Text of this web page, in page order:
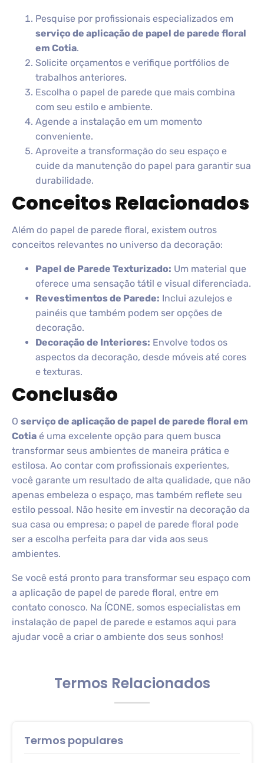
Pesquise por profissionais especializados em
serviço de aplicação de papel de parede floral
em Cotia.
Solicite orçamentos e verifique portfólios de
trabalhos anteriores.
Escolha o papel de parede que mais combina
com seu estilo e ambiente.
Agende a instalação em um momento
conveniente.
Aproveite a transformação do seu espaço e
cuide da manutenção do papel para garantir sua
durabilidade.
Conceitos Relacionados
Além do papel de parede floral, existem outros
conceitos relevantes no universo da decoração:
Papel de Parede Texturizado: Um material que
oferece uma sensação tátil e visual diferenciada.
Revestimentos de Parede: Inclui azulejos e
painéis que também podem ser opções de
decoração.
Decoração de Interiores: Envolve todos os
aspectos da decoração, desde móveis até cores
e texturas.
Conclusão
O serviço de aplicação de papel de parede floral em
Cotia é uma excelente opção para quem busca
transformar seus ambientes de maneira prática e
estilosa. Ao contar com profissionais experientes,
você garante um resultado de alta qualidade, que não
apenas embeleza o espaço, mas também reflete seu
estilo pessoal. Não hesite em investir na decoração da
sua casa ou empresa; o papel de parede floral pode
ser a escolha perfeita para dar vida aos seus
ambientes.
Se você está pronto para transformar seu espaço com
a aplicação de papel de parede floral, entre em
contato conosco. Na ÍCONE, somos especialistas em
instalação de papel de parede e estamos aqui para
ajudar você a criar o ambiente dos seus sonhos!
Termos Relacionados
Termos populares